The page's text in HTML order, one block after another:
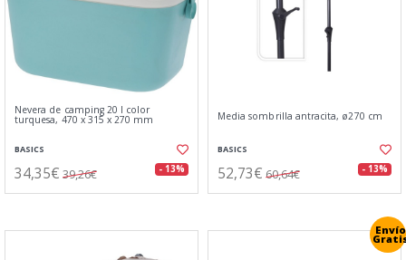
Nevera de camping 20 l color
turquesa, 470 x 315 x 270 mm
BASICS
34,35€ 39,26€ - 13%
Media sombrilla antracita, ø270 cm
BASICS
52,73€ 60,64€ - 13%
Envío